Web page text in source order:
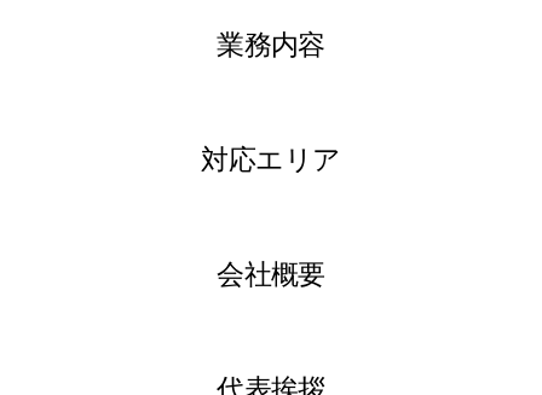
業務内容
対応エリア
会社概要
代表挨拶